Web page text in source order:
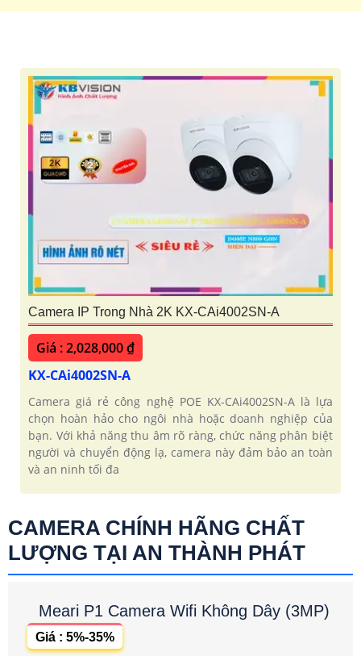
Camera IP Trong Nhà 2K KX-CAi4002SN-A
Giá : 2,028,000 ₫
KX-CAi4002SN-A
Camera giá rẻ công nghệ POE KX-CAi4002SN-A là lựa
chọn hoàn hảo cho ngôi nhà hoặc doanh nghiệp của
bạn. Với khả năng thu âm rõ ràng, chức năng phân biệt
người và chuyển động lạ, camera này đảm bảo an toàn
và an ninh tối đa
CAMERA CHÍNH HÃNG CHẤT
LƯỢNG TẠI AN THÀNH PHÁT
Meari P1 Camera Wifi Không Dây (3MP)
Giá : 5%-35%